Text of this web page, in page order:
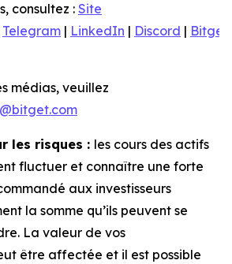
consultez : Site
Telegram | LinkedIn | Discord | Bitget
médias, veuillez
les risques : les cours des actifs
fluctuer et connaître une forte
aux investisseurs
la somme qu’ils peuvent se
La valeur de vos
être affectée et il est possible